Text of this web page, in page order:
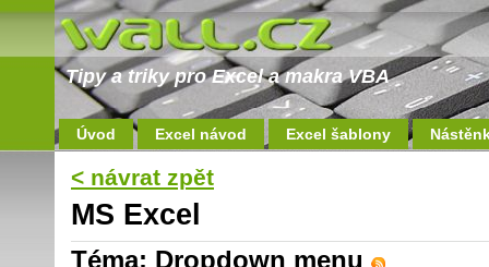
Tipy a triky pro Excel a makra VBA
Úvod Excel návod Excel šablony
< návrat zpět
MS Excel
Téma: Dropdown menu